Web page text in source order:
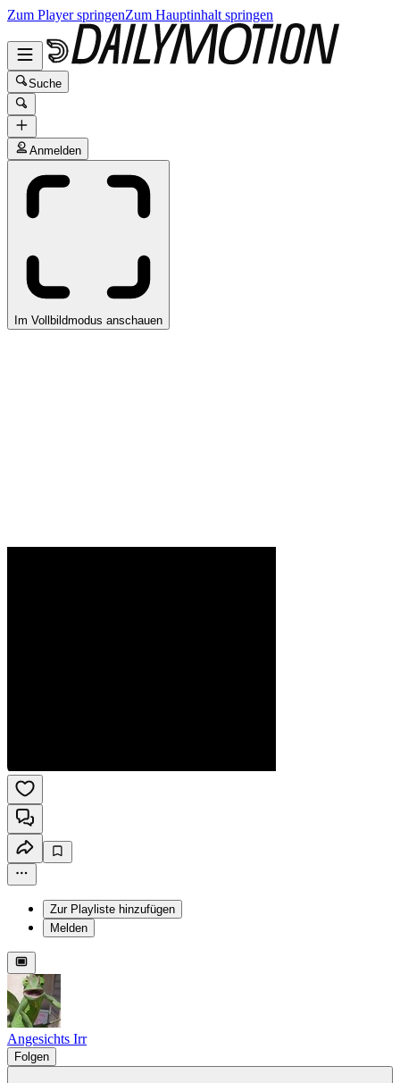
Zum Player springenZum Hauptinhalt springen
Suche
Anmelden
Im Vollbildmodus anschauen
Zur Playliste hinzufügen
Melden
Angesichts Irr
Folgen